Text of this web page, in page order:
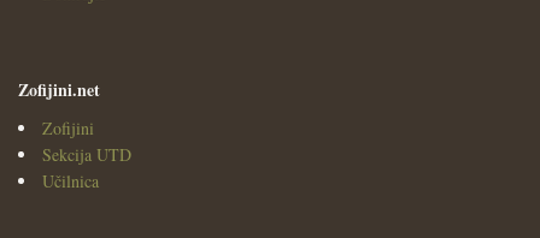
Zofijini.net
Zofijini
Sekcija UTD
Učilnica